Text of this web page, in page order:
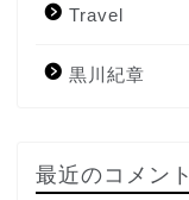
Travel
黒川紀章
最近のコメント